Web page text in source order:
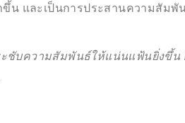
น และเป็นการประสานความสัม
ะชับความสัมพันธ์ให้แน่นแฟ้นยิ่งขึ้น